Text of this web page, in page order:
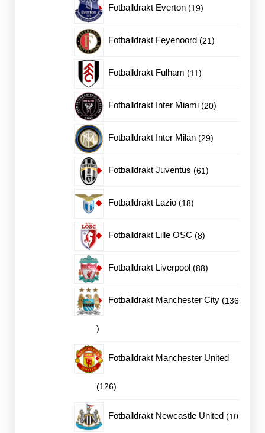
Fotballdrakt Everton 1919
Fotballdrakt Feyenoord 2121
Fotballdrakt Fulham 1111
Fotballdrakt Inter Miami 2020
Fotballdrakt Inter Milan 2929
Fotballdrakt Juventus 6161
Fotballdrakt Lazio 1818
Fotballdrakt Lille OSC 88
Fotballdrakt Liverpool 8888
Fotballdrakt Manchester City 136
136
produkter
Fotballdrakt Manchester United
126126
produkter
Fotballdrakt Newcastle United 10